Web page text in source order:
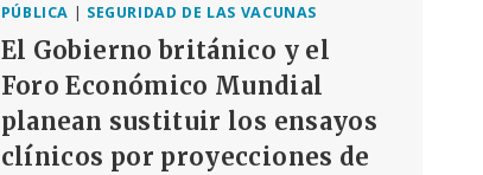
PÚBLICA | SEGURIDAD DE LAS VACUNAS
El Gobierno británico y el
Foro Económico Mundial
planean sustituir los ensayos
clínicos por proyecciones de